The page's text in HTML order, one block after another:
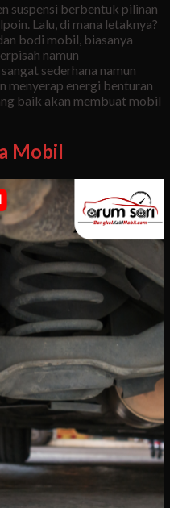
suspensi berbentuk pilinan
Lalu, di mana letaknya?
bodi mobil, biasanya
namun
sangat sederhana namun
menyerap energi benturan
baik akan membuat mobil
Mobil